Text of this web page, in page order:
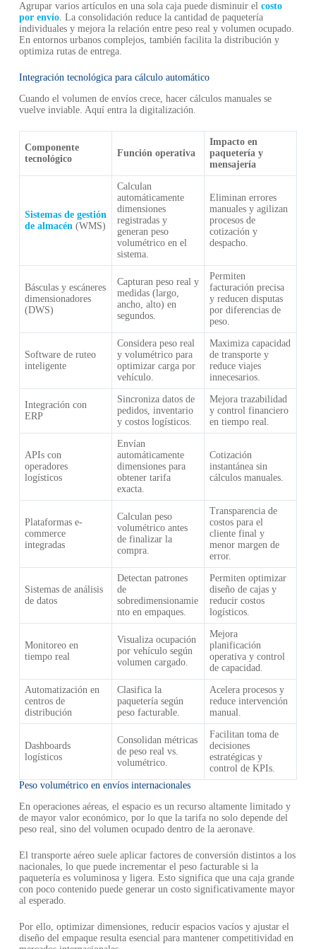
Agrupar varios artículos en una sola caja puede disminuir el costo
por envío. La consolidación reduce la cantidad de paquetería
individuales y mejora la relación entre peso real y volumen ocupado.
En entornos urbanos complejos, también facilita la distribución y
optimiza rutas de entrega.
Integración tecnológica para cálculo automático
Cuando el volumen de envíos crece, hacer cálculos manuales se
vuelve inviable. Aquí entra la digitalización.
Componente
tecnológico
Función operativa
Impacto en
paquetería y
mensajería
Sistemas de gestión
de almacén(WMS)
Calculan
automáticamente
dimensiones
registradas y
generan peso
volumétrico en el
sistema.
Eliminan errores
manuales y agilizan
procesos de
cotización y
despacho.
Básculas y escáneres
dimensionadores
(DWS)
Capturan peso real y
medidas (largo,
ancho, alto) en
segundos.
Permiten
facturación precisa
y reducen disputas
por diferencias de
peso.
Software de ruteo
inteligente
Considera peso real
y volumétrico para
optimizar carga por
vehículo.
Maximiza capacidad
de transporte y
reduce viajes
innecesarios.
Integración con
ERP
Sincroniza datos de
pedidos, inventario
y costos logísticos.
Mejora trazabilidad
y control financiero
en tiempo real.
APIs con
operadores
logísticos
Envían
automáticamente
dimensiones para
obtener tarifa
exacta.
Cotización
instantánea sin
cálculos manuales.
Plataformas e-
commerce
integradas
Calculan peso
volumétrico antes
de finalizar la
compra.
Transparencia de
costos para el
cliente final y
menor margen de
error.
Sistemas de análisis
de datos
Detectan patrones
de
sobredimensionamie
nto en empaques.
Permiten optimizar
diseño de cajas y
reducir costos
logísticos.
Monitoreo en
tiempo real
Visualiza ocupación
por vehículo según
volumen cargado.
Mejora
planificación
operativa y control
de capacidad.
Automatización en
centros de
distribución
Clasifica la
paquetería según
peso facturable.
Acelera procesos y
reduce intervención
manual.
Dashboards
logísticos
Consolidan métricas
de peso real vs.
volumétrico.
Facilitan toma de
decisiones
estratégicas y
control de KPIs.
Peso volumétrico en envíos internacionales
En operaciones aéreas, el espacio es un recurso altamente limitado y
de mayor valor económico, por lo que la tarifa no solo depende del
peso real, sino del volumen ocupado dentro de la aeronave.
El transporte aéreo suele aplicar factores de conversión distintos a los
nacionales, lo que puede incrementar el peso facturable si la
paquetería es voluminosa y ligera. Esto significa que una caja grande
con poco contenido puede generar un costo significativamente mayor
al esperado.
Por ello, optimizar dimensiones, reducir espacios vacíos y ajustar el
diseño del empaque resulta esencial para mantener competitividad en